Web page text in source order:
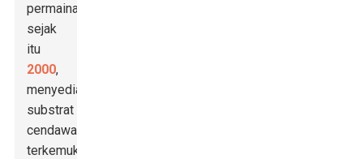
permainan
sejak
itu
2000,
menyediakan
substrat
cendawan
terkemuka